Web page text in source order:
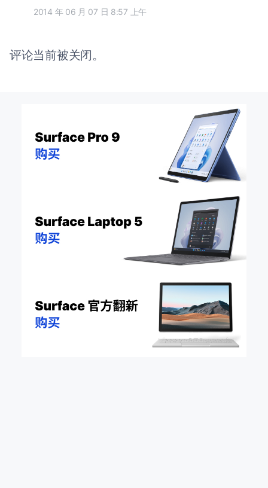
2014 年 06 月 07 日 8:57 上午
评论当前被关闭。